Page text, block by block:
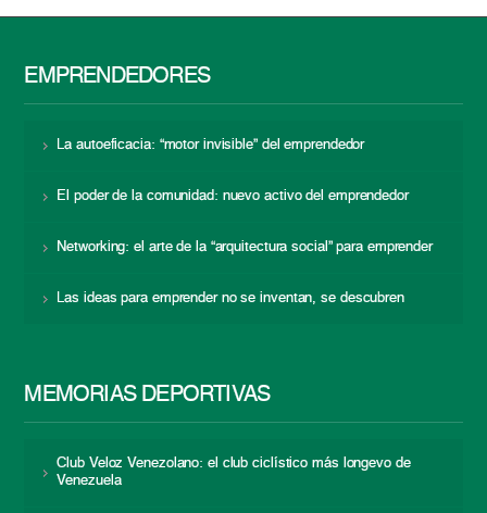
EMPRENDEDORES
La autoeficacia: “motor invisible” del emprendedor
El poder de la comunidad: nuevo activo del emprendedor
Networking: el arte de la “arquitectura social” para emprender
Las ideas para emprender no se inventan, se descubren
MEMORIAS DEPORTIVAS
Club Veloz Venezolano: el club ciclístico más longevo de
Venezuela